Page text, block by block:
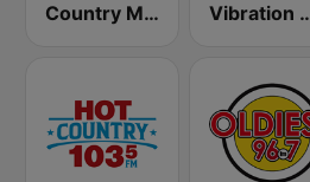
Country Music Radio - Classic Country